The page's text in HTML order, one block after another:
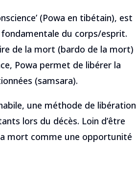
(Powa en tibétain), est
du corps/esprit.
de la mort (bardo de la mort)
Powa permet de libérer la
(samsara).
une méthode de libération
lors du décès. Loin d’être
mort comme une opportunité